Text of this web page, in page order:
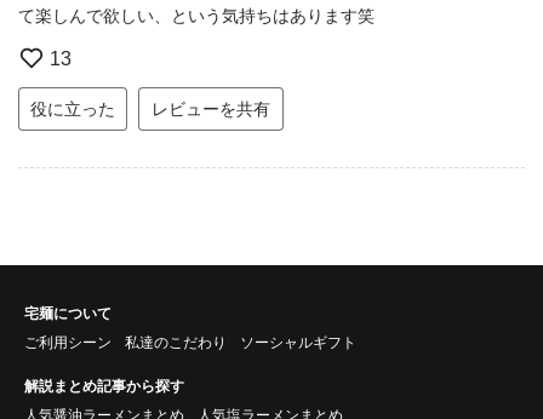
て楽しんで欲しい、という気持ちはあります笑
13
役に立った レビューを共有
宅麺について
ご利用シーン
私達のこだわり ソーシャルギフト
解説まとめ記事から探す